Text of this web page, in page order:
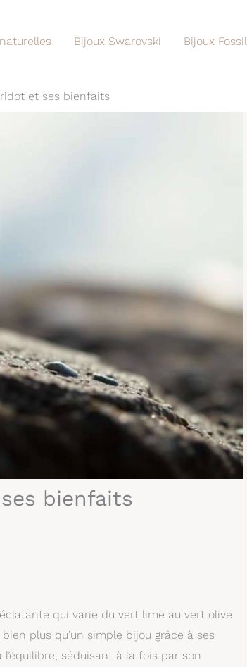
Bijoux Swarovski Bijoux Fossil
et ses bienfaits
bienfaits
qui varie du vert lime au vert olive.
plus qu’un simple bijou grâce à ses
séduisant à la fois par son